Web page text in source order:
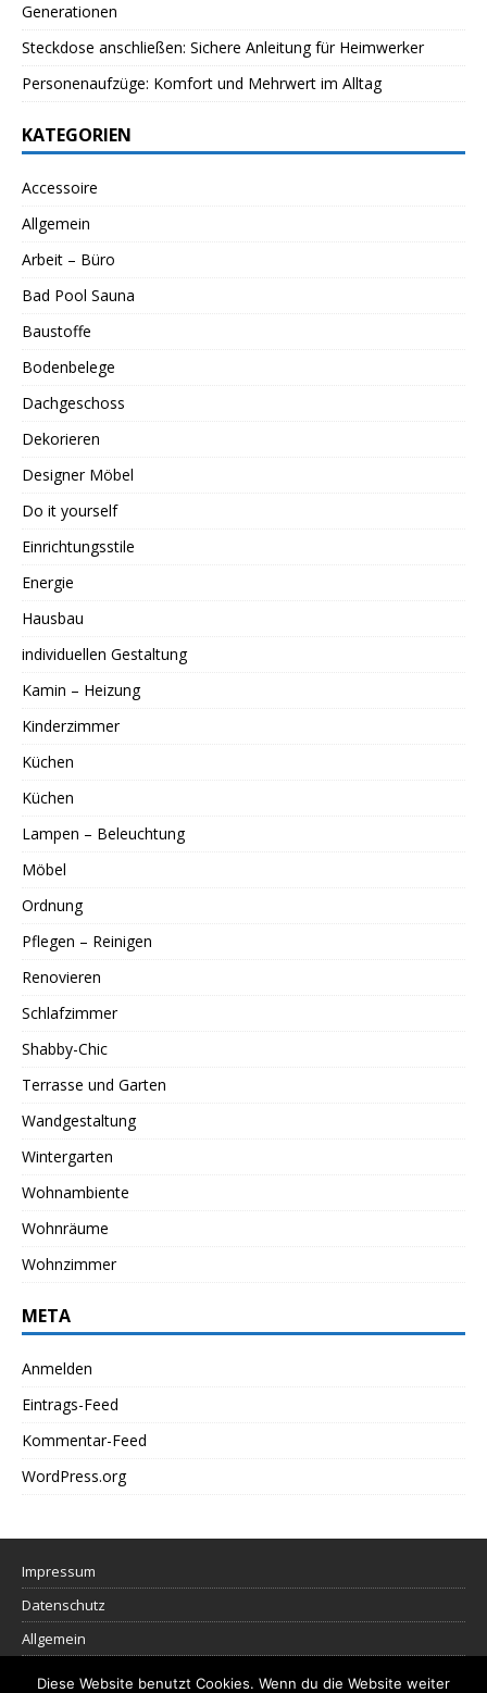
Generationen
Steckdose anschließen: Sichere Anleitung für Heimwerker
Personenaufzüge: Komfort und Mehrwert im Alltag
KATEGORIEN
Accessoire
Allgemein
Arbeit – Büro
Bad Pool Sauna
Baustoffe
Bodenbelege
Dachgeschoss
Dekorieren
Designer Möbel
Do it yourself
Einrichtungsstile
Energie
Hausbau
individuellen Gestaltung
Kamin – Heizung
Kinderzimmer
Küchen
Küchen
Lampen – Beleuchtung
Möbel
Ordnung
Pflegen – Reinigen
Renovieren
Schlafzimmer
Shabby-Chic
Terrasse und Garten
Wandgestaltung
Wintergarten
Wohnambiente
Wohnräume
Wohnzimmer
META
Anmelden
Eintrags-Feed
Kommentar-Feed
WordPress.org
Impressum
Datenschutz
Allgemein
Diese Website benutzt Cookies. Wenn du die Website weiter